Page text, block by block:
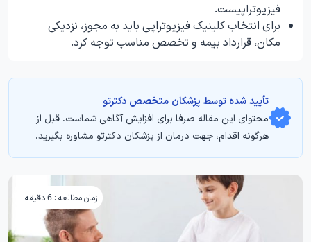
فیزیوتراپیست.
برای انتخاب کلینیک فیزیوتراپی باید به مجوز، نزدیکی
مکان، قرارداد بیمه و تخصص مناسب توجه کرد.
تأیید‌‌‌‌‌‌‌ شده توسط پزشکان متخصص دکترتو
محتوای این مقاله صرفا برای افزایش آگاهی شماست. قبل از
هرگونه اقدام، جهت درمان از پزشکان دکترتو مشاوره بگیرید.
زمان مطالعه : 6 دقیقه